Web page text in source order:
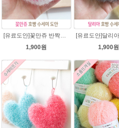
1,900원
1,900원